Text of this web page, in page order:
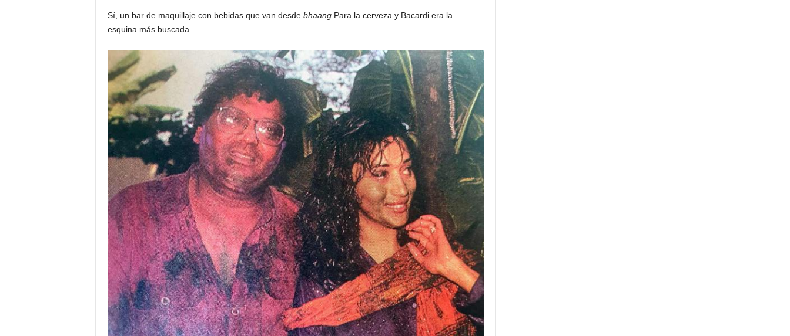
Sí, un bar de maquillaje con bebidas que van desde bhaangPara la cerveza y Bacardi era la
esquina más buscada.